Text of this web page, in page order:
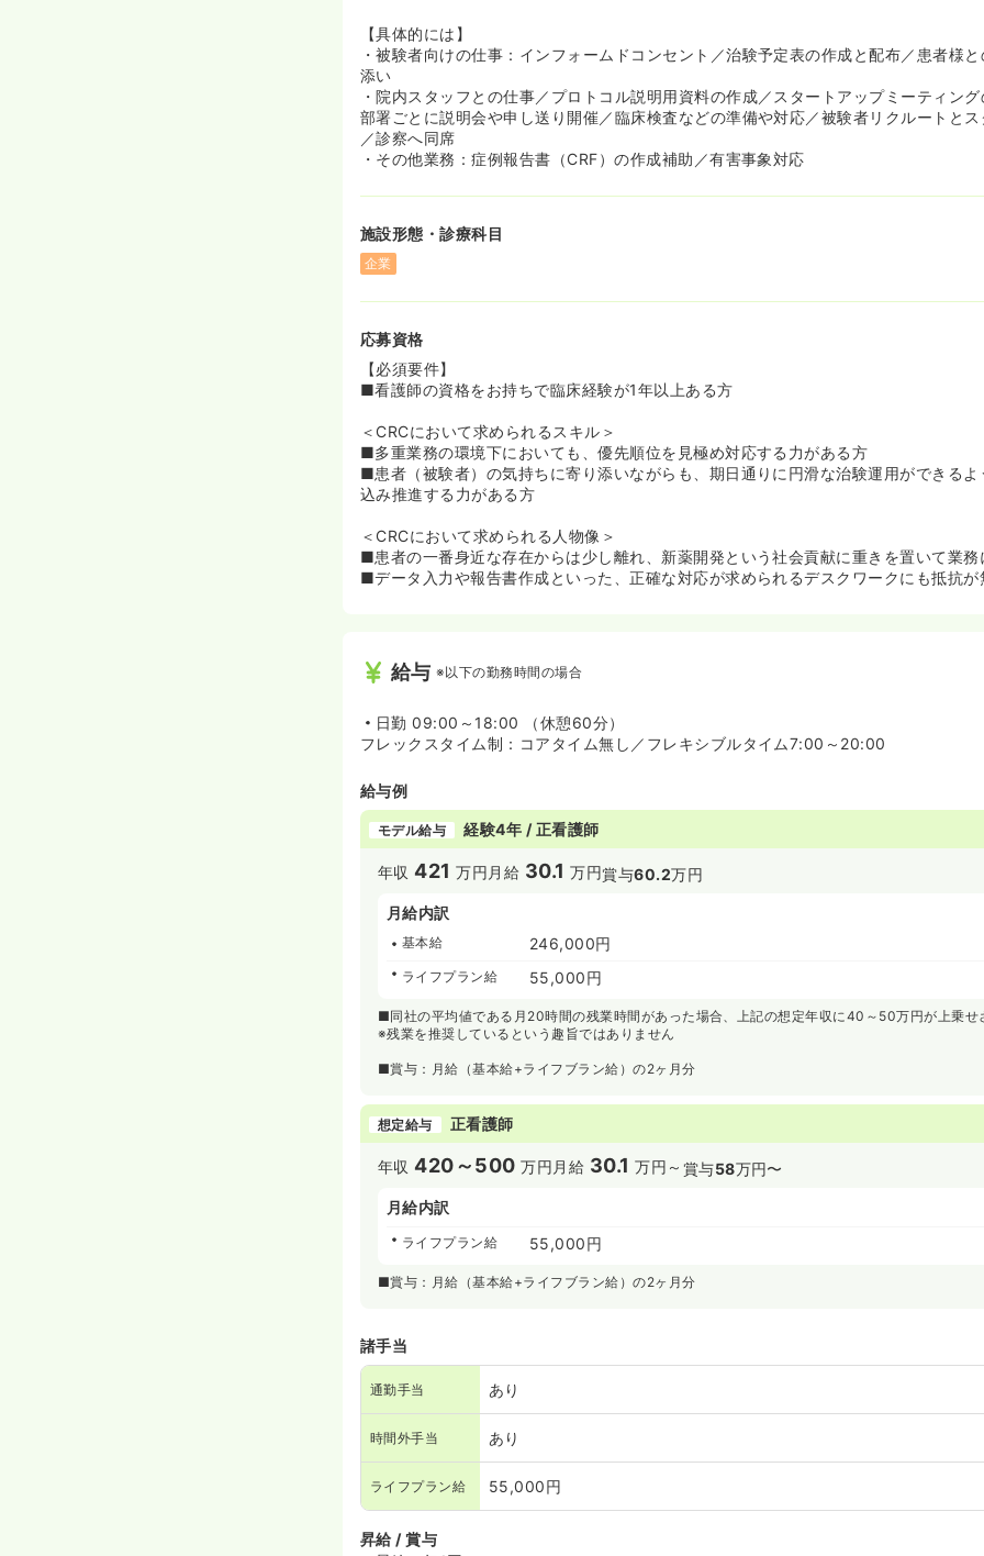
③メンバーのスキルアップ
1つのプロジェクトを1人で担当することで業務効率は上がりますが、学びが展開さ
トがあります。同社では様々なバックグラウンドの人とチームを組めるからこそ、周
やコミュニケーションスタイルについて学ぶことができ、社員のスキルアップ向上を
《幅広いキャリア選択が可能》
◆同社はプロフェッショナル集団ですが、豊かな発想力や柔軟性のある人材を育成す
プ全体の成長につながると考えているため、実際にCRCからCRAやSMAへのキャリ
いらっしゃいます。
◆育休の取得者も多数・そこからの復帰者も多数いる環境です。復帰後の時短勤務
◆早出と残業をうまく組み合わせることで、育児と仕事の両立をしながらご勤務され
いらっしゃいます。
お子様の急な熱発にも理解のあるメンバーが多いためご安心ください。
《女性の活躍推進が評価され「HAPPY WOMAN AWARD 2026」を受賞》
◆アイロムグループは、医療・研究分野における女性のキャリア機会創出や、女性人
用・活躍推進に取り組んできたことが評価されました。その結果「国際女性デー表
WOMAN AWARD 2026」において、企業部門「SOCIAL IMPACT賞」を受賞していま
の充実にも継続的に取り組んでおり 、実際に女性管理職比率は約60％に上ります。
活躍推進を両立させながら社会的価値の創出を実現しており、今後のさらなる社会的
待される企業です。
社との協業を始めました。【4500】の医療機関を持つアイロムと、【700万人】のd
アパネル会員を保有するNTTコミュニケーションズが協力し、治験情報の提供および
今後の治験は希少疾患の案件にシフトしていき、それに伴い年々被験者募集の難易度
れているため、アイロムは業界の先駆者として更なる業績拡大が見込まれる企業です
【具体的には】
・被験者向けの仕事：インフォームドコンセント／治験予定表の作成と配布／患者様
添い
・院内スタッフとの仕事／プロトコル説明用資料の作成／スタートアップミーティング
部署ごとに説明会や申し送り開催／臨床検査などの準備や対応／被験者リクルートと
／診察へ同席
・その他業務：症例報告書（CRF）の作成補助／有害事象対応
施設形態・診療科目
企業
応募資格
【必須要件】
■看護師の資格をお持ちで臨床経験が1年以上ある方
＜CRCにおいて求められるスキル＞
■多重業務の環境下においても、優先順位を見極め対応する力がある方
■患者（被験者）の気持ちに寄り添いながらも、期日通りに円滑な治験運用ができるよ
込み推進する力がある方
＜CRCにおいて求められる人物像＞
■患者の一番身近な存在からは少し離れ、新薬開発という社会貢献に重きを置いて業務
■データ入力や報告書作成といった、正確な対応が求められるデスクワークにも抵抗が
給与 ※以下の勤務時間の場合
日勤 09:00～18:00 （休憩60分）
フレックスタイム制：コアタイム無し／フレキシブルタイム7:00～20:00
給与例
モデル給与 経験4年 / 正看護師
年収421 万円 月給 30.1 万円賞与60.2万円
月給内訳
基本給 246,000円
ライフプラン給 55,000円
■同社の平均値である月20時間の残業時間があった場合、上記の想定年収に40～50万円が上乗せ
※残業を推奨しているという趣旨ではありません
■賞与：月給（基本給+ライフブラン給）の2ヶ月分
想定給与 正看護師
年収420～500 万円 月給 30.1 万円～ 賞与58万円〜
月給内訳
ライフプラン給 55,000円
■賞与：月給（基本給+ライフブラン給）の2ヶ月分
諸手当
通勤手当 あり
時間外手当 あり
ライフプラン給 55,000円
昇給 / 賞与